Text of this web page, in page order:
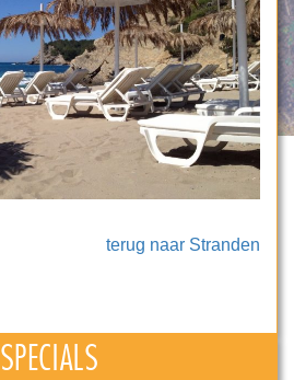
terug naar Stranden
SPECIALS